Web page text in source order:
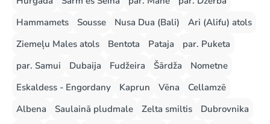
Hammamets
Sousse Nusa Dua (Bali)
Ari (Alifu) atols
Ziemeļu Males atols
Bentota Pataja
par. Puketa
par. Samui
Dubaija Fudžeira Šārdža
Nometne
Eskaldess - Engordany
Kaprun Vēna
Cellamzē
Albena
Saulainā pludmale Zelta smiltis
Dubrovnika